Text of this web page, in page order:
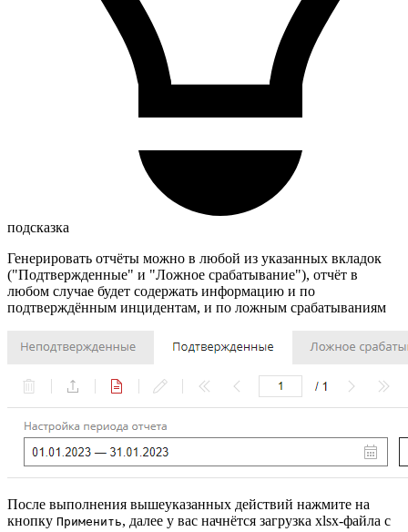
подсказка
Генерировать отчёты можно в любой из указанных вкладок
("Подтвержденные" и "Ложное срабатывание"), отчёт в
любом случае будет содержать информацию и по
подтверждённым инцидентам, и по ложным срабатываниям
После выполнения вышеуказанных действий нажмите на
кнопку Применить, далее у вас начнётся загрузка xlsx-файла с